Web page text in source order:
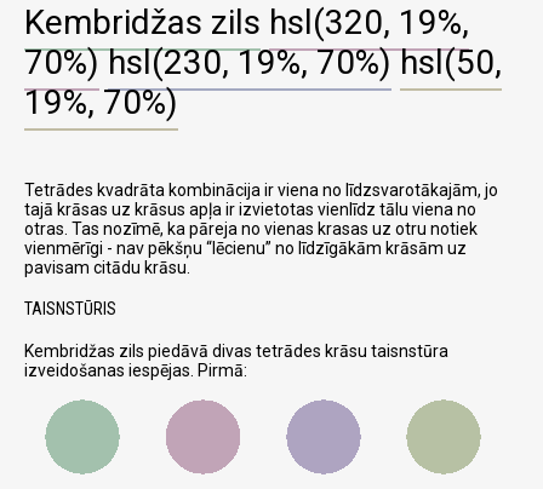
Kembridžas zils hsl(320, 19%,
70%) hsl(230, 19%, 70%) hsl(50,
19%, 70%)
Tetrādes kvadrāta kombinācija ir viena no līdzsvarotākajām, jo
tajā krāsas uz krāsus apļa ir izvietotas vienlīdz tālu viena no
otras. Tas nozīmē, ka pāreja no vienas krasas uz otru notiek
vienmērīgi - nav pēkšņu
lēcienu no līdzīgākām krāsām uz
pavisam citādu krāsu.
TAISNSTŪRIS
Kembridžas zils piedāvā divas tetrādes krāsu taisnstūra
izveidošanas iespējas. Pirmā: